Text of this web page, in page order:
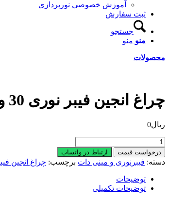
آموزش خصوصی نورپردازی
ثبت سفارش
جستجو
منو منو
محصولات
چراغ انجین فیبر نوری 30 وات NO30FNM
ریال0
چراغ
انجین
فیبر
وات
NO30FNM
درخواست قیمت ارتباط در واتساپ
دسته: فیبرنوری و مینی دات برچسب: چراغ انجین
توضیحات
توضیحات تکمیلی